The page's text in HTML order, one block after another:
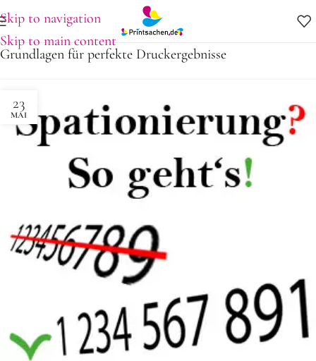
Skip to navigation
Skip to main content
Grundlagen für perfekte Druckergebnisse
23
MAI